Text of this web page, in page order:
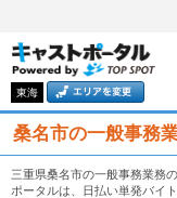
東海
桑名市の一般事務
三重県桑名市の一般事務業務
ポータルは、日払い単発バイ